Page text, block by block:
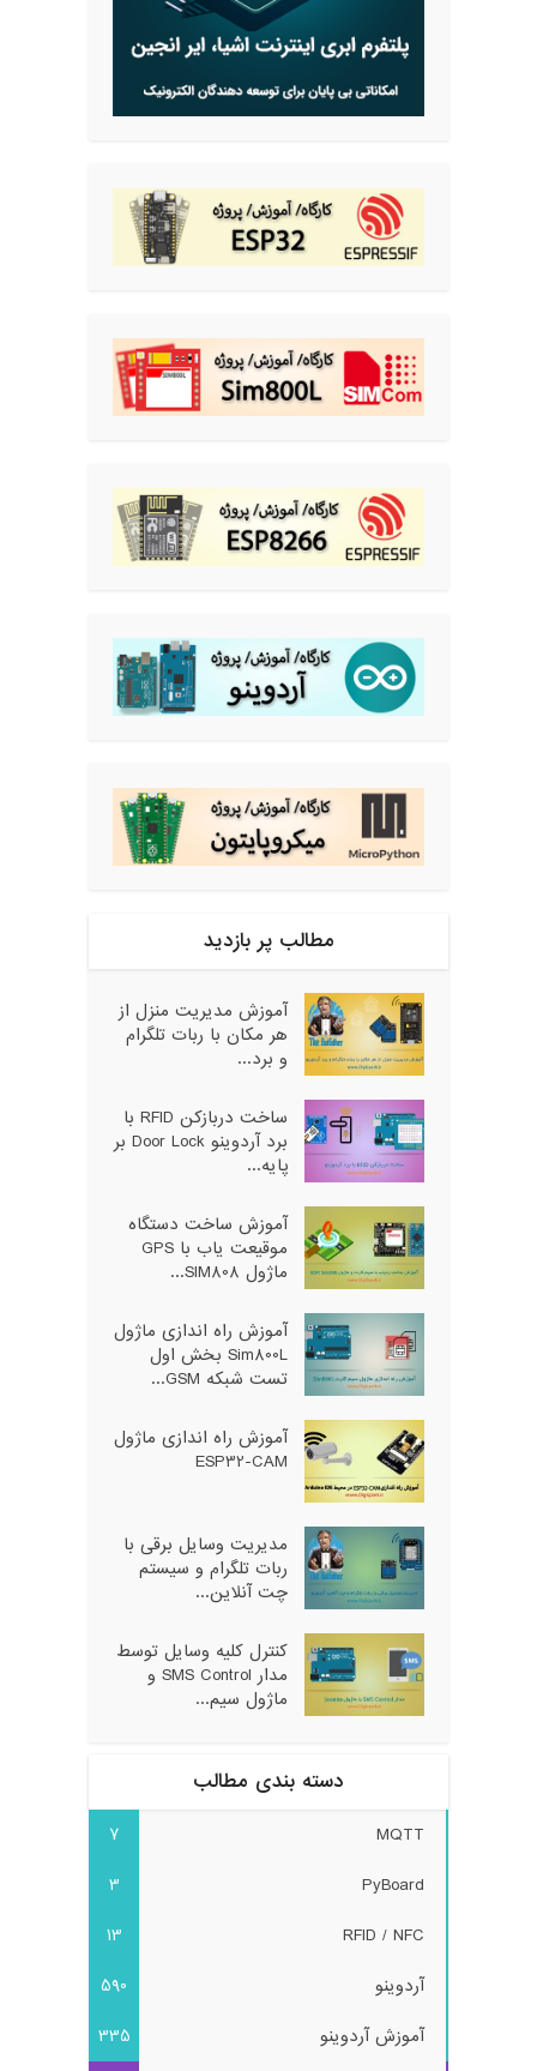
مطالب پر بازدید
آموزش مدیریت منزل از
هر مکان با ربات تلگرام
و برد...
ساخت دربازکن RFID با
برد آردوینو Door Lock بر
پایه...
آموزش ساخت دستگاه
موقیعت یاب با GPS
ماژول SIM808...
آموزش راه اندازی ماژول
Sim800L بخش اول
تست شبکه GSM...
آموزش راه اندازی ماژول
ESP32-CAM
مدیریت وسایل برقی با
ربات تلگرام و سیستم
چت آنلاین...
کنترل کلیه وسایل توسط
مدار SMS Control و
ماژول سیم...
دسته بندی مطالب
MQTT
7
PyBoard
3
RFID / NFC
13
آردوینو
590
آموزش آردوینو
335